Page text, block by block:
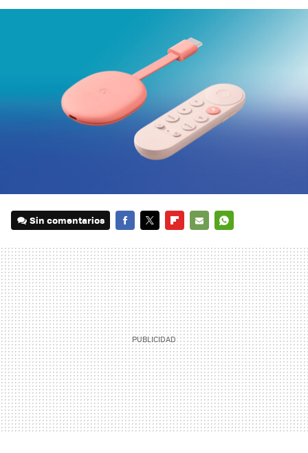
Sin comentarios
MAIL